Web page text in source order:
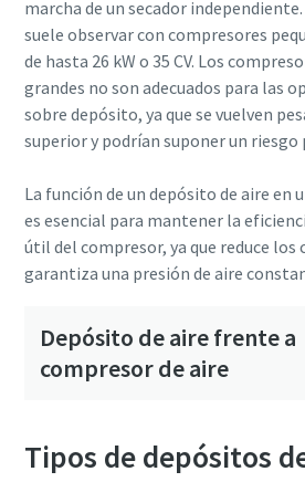
ingrediente fundamental que no se
comprimido. En este libro
las soluciones de aire comprimido y
industria de alimentación y bebidas.
Descargar aquí
marcha de un secador
suele observar con compresores
de hasta 26 kW o 35 CV. Los
grandes no son adecuados para las
sobre depósito, ya que se vuelven
superior y podrían suponer un riesgo
La función de un depósito de aire en
es esencial para mantener la
útil del compresor, ya que reduce los
garantiza una presión de aire
Depósito de aire frente a
compresor de aire
Tipos de depósitos